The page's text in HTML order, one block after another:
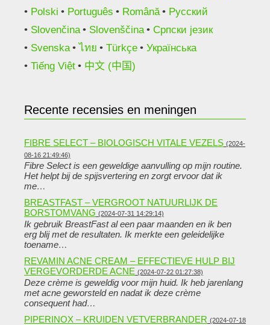
Polski
Português Română
Русский
Slovenčina
Slovenščina
Српски језик
Svenska
ไทย Türkçe
Українська
Tiếng Việt
中文 (中国)
Recente recensies en meningen
FIBRE SELECT – BIOLOGISCH VITALE VEZELS (2024-
08-16 21:49:46)
Fibre Select is een geweldige aanvulling op mijn routine.
Het helpt bij de spijsvertering en zorgt ervoor dat ik
me…
BREASTFAST – VERGROOT NATUURLIJK DE
BORSTOMVANG (2024-07-31 14:29:14)
Ik gebruik BreastFast al een paar maanden en ik ben
erg blij met de resultaten. Ik merkte een geleidelijke
toename…
REVAMIN ACNE CREAM – EFFECTIEVE HULP BIJ
VERGEVORDERDE ACNE (2024-07-22 01:27:38)
Deze crème is geweldig voor mijn huid. Ik heb jarenlang
met acne geworsteld en nadat ik deze crème
consequent had…
PIPERINOX – KRUIDEN VETVERBRANDER (2024-07-18